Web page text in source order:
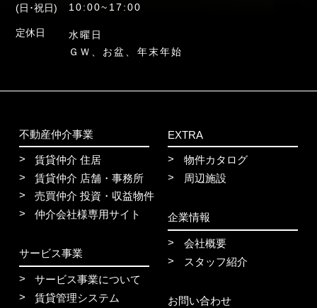
(日･祝日)
10:00~17:00
定休日
水曜日
ＧＷ、お盆、年末年始
不動産仲介事業
賃貸仲介 住居
賃貸仲介 店舗・事務所
売買仲介 投資・収益物件
仲介会社様専用サイト
サービス事業
サービス事業について
賃貸管理システム
EXTRA
物件カタログ
周辺施設
企業情報
会社概要
スタッフ紹介
お問い合わせ